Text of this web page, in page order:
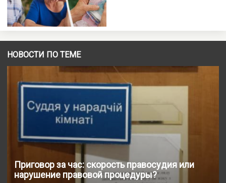
НОВОСТИ ПО ТЕМЕ
Приговор за час: скорость правосудия или
нарушение правовой процедуры?